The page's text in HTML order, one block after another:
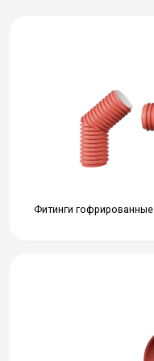
Фитинги гофрированные